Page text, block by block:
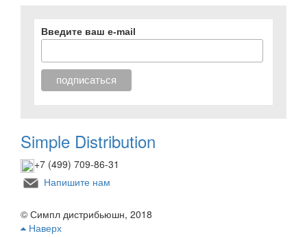
Введите ваш e-mail
Simple Distribution
+7 (499) 709-86-31
Напишите нам
© Симпл дистрибьюшн, 2018
Наверх